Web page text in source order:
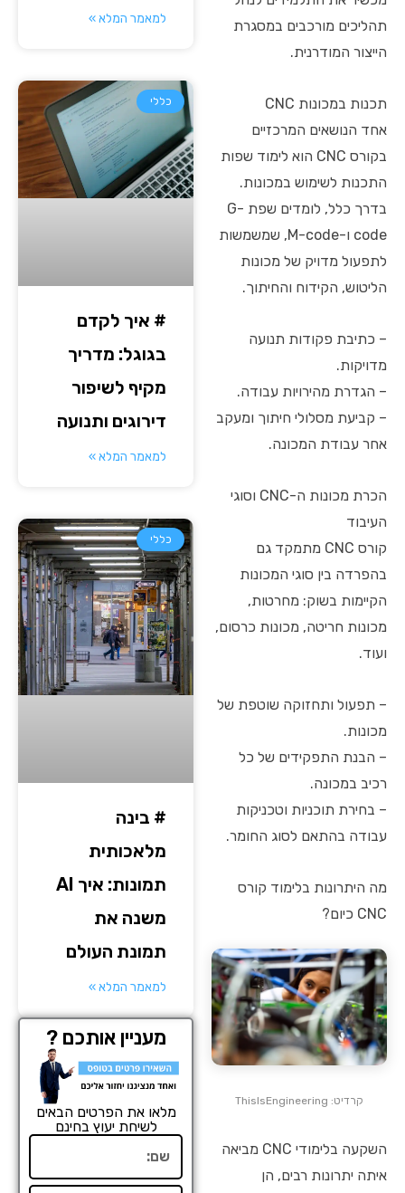
תהליכים מורכבים במסגרת
הייצור המודרנית.
תכנות במכונות CNC
אחד הנושאים המרכזיים
בקורס CNC הוא לימוד שפות
התכנות לשימוש במכונות.
בדרך כלל, לומדים שפת G-
code ו-M-code, שמשמשות
לתפעול מדויק של מכונות
הליטוש, הקידוח והחיתוך.
– כתיבת פקודות תנועה
מדויקות.
– הגדרת מהירויות עבודה.
– קביעת מסלולי חיתוך ומעקב
אחר עבודת המכונה.
הכרת מכונות ה-CNC וסוגי
העיבוד
קורס CNC מתמקד גם
בהפרדה בין סוגי המכונות
הקיימות בשוק: מחרטות,
מכונות חריטה, מכונות כרסום,
ועוד.
– תפעול ותחזוקה שוטפת של
מכונות.
– הבנת התפקידים של כל
רכיב במכונה.
– בחירת תוכניות וטכניקות
עבודה בהתאם לסוג החומר.
מה היתרונות בלימוד קורס
CNC כיום?
קרדיט: ThisIsEngineering
השקעה בלימודי CNC מביאה
איתה יתרונות רבים, הן
למאמר המלא »
כללי
# איך לקדם
בגוגל: מדריך
מקיף לשיפור
דירוגים ותנועה
למאמר המלא »
כללי
# בינה
מלאכותית
תמונות: איך AI
משנה את
תמונת העולם
למאמר המלא »
מעניין אותכם ?
מלאו את הפרטים הבאים
לשיחת יעוץ בחינם